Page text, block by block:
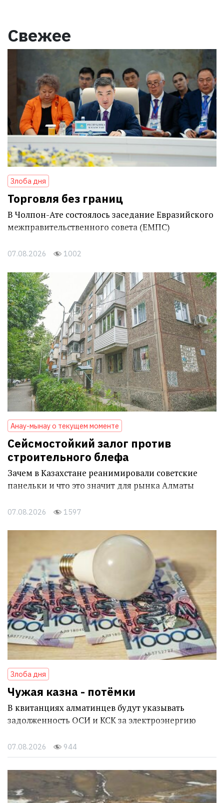
Свежее
Злоба дня
Торговля без границ
В Чолпон-Ате состоялось заседание Евразийского
межправительственного совета (ЕМПС)
07.08.2026 1002
Анау-мынау о текущем моменте
Сейсмостойкий залог против
строительного блефа
Зачем в Казахстане реанимировали советские
панельки и что это значит для рынка Алматы
07.08.2026 1597
Злоба дня
Чужая казна - потёмки
В квитанциях алматинцев будут указывать
задолженность ОСИ и КСК за электроэнергию
07.08.2026 944